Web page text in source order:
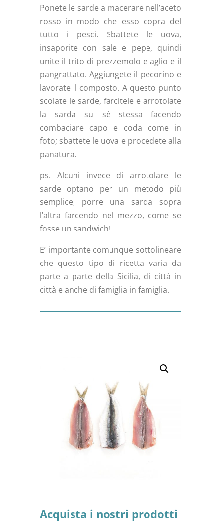
Ponete le sarde a macerare nell’aceto
rosso in modo che esso copra del
tutto i pesci. Sbattete le uova,
insaporite con sale e pepe, quindi
unite il trito di prezzemolo e aglio e il
pangrattato. Aggiungete il pecorino e
lavorate il composto. A questo punto
scolate le sarde, farcitele e arrotolate
la sarda su sè stessa facendo
combaciare capo e coda come in
foto; sbattete le uova e procedete alla
panatura.
ps. Alcuni invece di arrotolare le
sarde optano per un metodo più
semplice, porre una sarda sopra
l’altra farcendo nel mezzo, come se
fosse un sandwich!
E’ importante comunque sottolineare
che questo tipo di ricetta varia da
parte a parte della Sicilia, di città in
città e anche di famiglia in famiglia.
Acquista i nostri prodotti